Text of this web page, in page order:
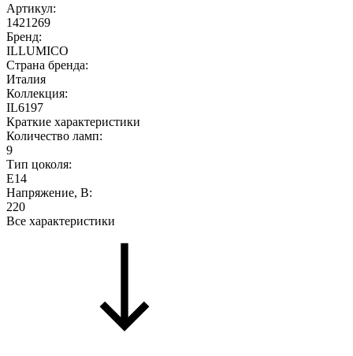
Артикул:
1421269
Бренд:
ILLUMICO
Страна бренда:
Италия
Коллекция:
IL6197
Краткие характеристики
Количество ламп:
9
Тип цоколя:
E14
Напряжение, В:
220
Все характеристики